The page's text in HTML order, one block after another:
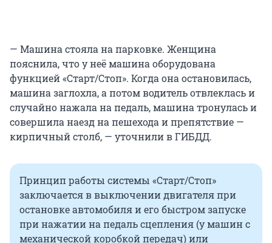
— Машина стояла на парковке. Женщина
пояснила, что у неё машина оборудована
функцией «Старт/Стоп». Когда она остановилась,
машина заглохла, а потом водитель отвлеклась и
случайно нажала на педаль, машина тронулась и
совершила наезд на пешехода и препятствие —
кирпичный столб, — уточнили в ГИБДД.
Принцип работы системы «Старт/Стоп»
заключается в выключении двигателя при
остановке автомобиля и его быстром запуске
при нажатии на педаль сцепления (у машин с
механической коробкой передач) или